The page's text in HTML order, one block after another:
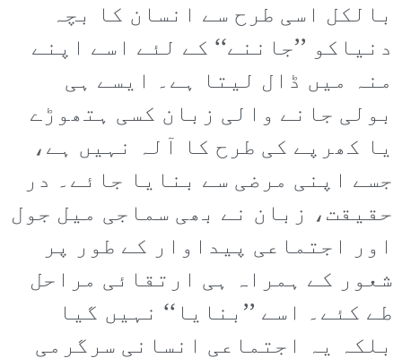
بالکل اسی طرح سے انسان کا بچہ
دنیاکو ’’جاننے‘‘ کے لئے اسے اپنے
منہ میں ڈال لیتا ہے۔ ایسے ہی
بولی جانے والی زبان کسی ہتھوڑے
یا کھرپے کی طرح کا آلہ نہیں ہے،
جسے اپنی مرضی سے بنایا جائے۔ در
حقیقت، زبان نے بھی سماجی میل جول
اور اجتماعی پیداوار کے طور پر
شعور کے ہمراہ ہی ارتقائی مراحل
طے کئے۔ اسے ’’بنایا‘‘ نہیں گیا
بلکہ یہ اجتماعی انسانی سرگرمی